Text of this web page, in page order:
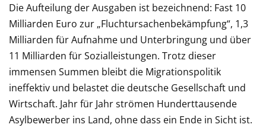
Die Aufteilung der Ausgaben ist bezeichnend: Fast 10
Milliarden Euro zur „Fluchtursachenbekämpfung“, 1,3
Milliarden für Aufnahme und Unterbringung und über
11 Milliarden für Sozialleistungen. Trotz dieser
immensen Summen bleibt die Migrationspolitik
ineffektiv und belastet die deutsche Gesellschaft und
Wirtschaft. Jahr für Jahr strömen Hunderttausende
Asylbewerber ins Land, ohne dass ein Ende in Sicht ist.